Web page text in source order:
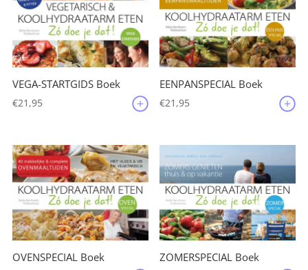
VEGA-STARTGIDS Boek
€21,95
EENPANSPECIAL Boek
€21,95
OVENSPECIAL Boek ZOMERSPECIAL Boek